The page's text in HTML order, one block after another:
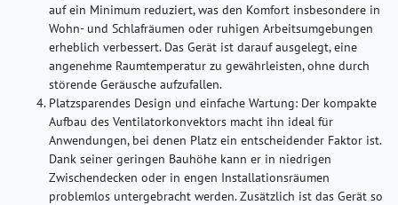
auf ein Minimum reduziert, was den Komfort insbesondere in
Wohn- und Schlafräumen oder ruhigen Arbeitsumgebungen
erheblich verbessert. Das Gerät ist darauf ausgelegt, eine
angenehme Raumtemperatur zu gewährleisten, ohne durch
störende Geräusche aufzufallen.
Platzsparendes Design und einfache Wartung: Der kompakte
Aufbau des Ventilatorkonvektors macht ihn ideal für
Anwendungen, bei denen Platz ein entscheidender Faktor ist.
Dank seiner geringen Bauhöhe kann er in niedrigen
Zwischendecken oder in engen Installationsräumen
problemlos untergebracht werden. Zusätzlich ist das Gerät so